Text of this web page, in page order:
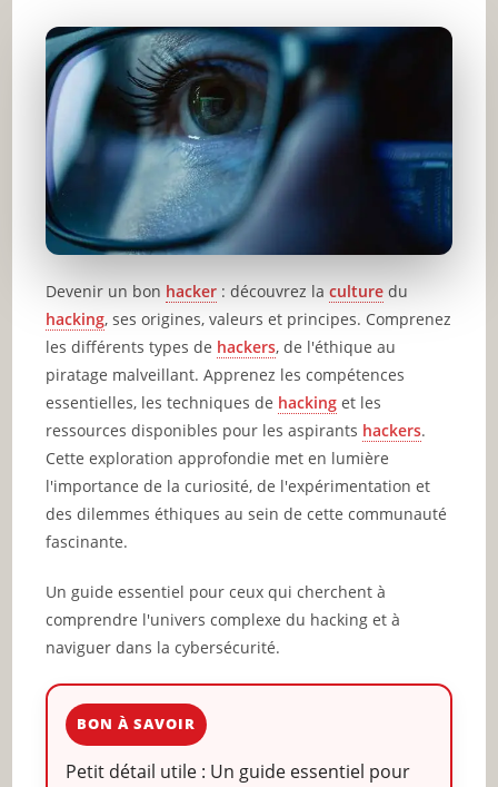
Devenir un bon hacker : découvrez laculture du
hacking, ses origines, valeurs et principes. Comprenez
les différents types de hackers, de l'éthique au
piratage malveillant. Apprenez les compétences
essentielles, les techniques de hacking et les
ressources disponibles pour les aspirants hackers.
Cette exploration approfondie met en lumière
l'importance de la curiosité, de l'expérimentation et
des dilemmes éthiques au sein de cette communauté
fascinante.
Un guide essentiel pour ceux qui cherchent à
comprendre l'univers complexe du hacking et à
naviguer dans la cybersécurité.
BON À SAVOIR
Petit détail utile : Un guide essentiel pour